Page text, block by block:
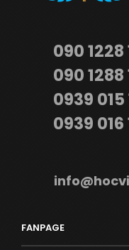
090
090
0939
0939
FANPAGE